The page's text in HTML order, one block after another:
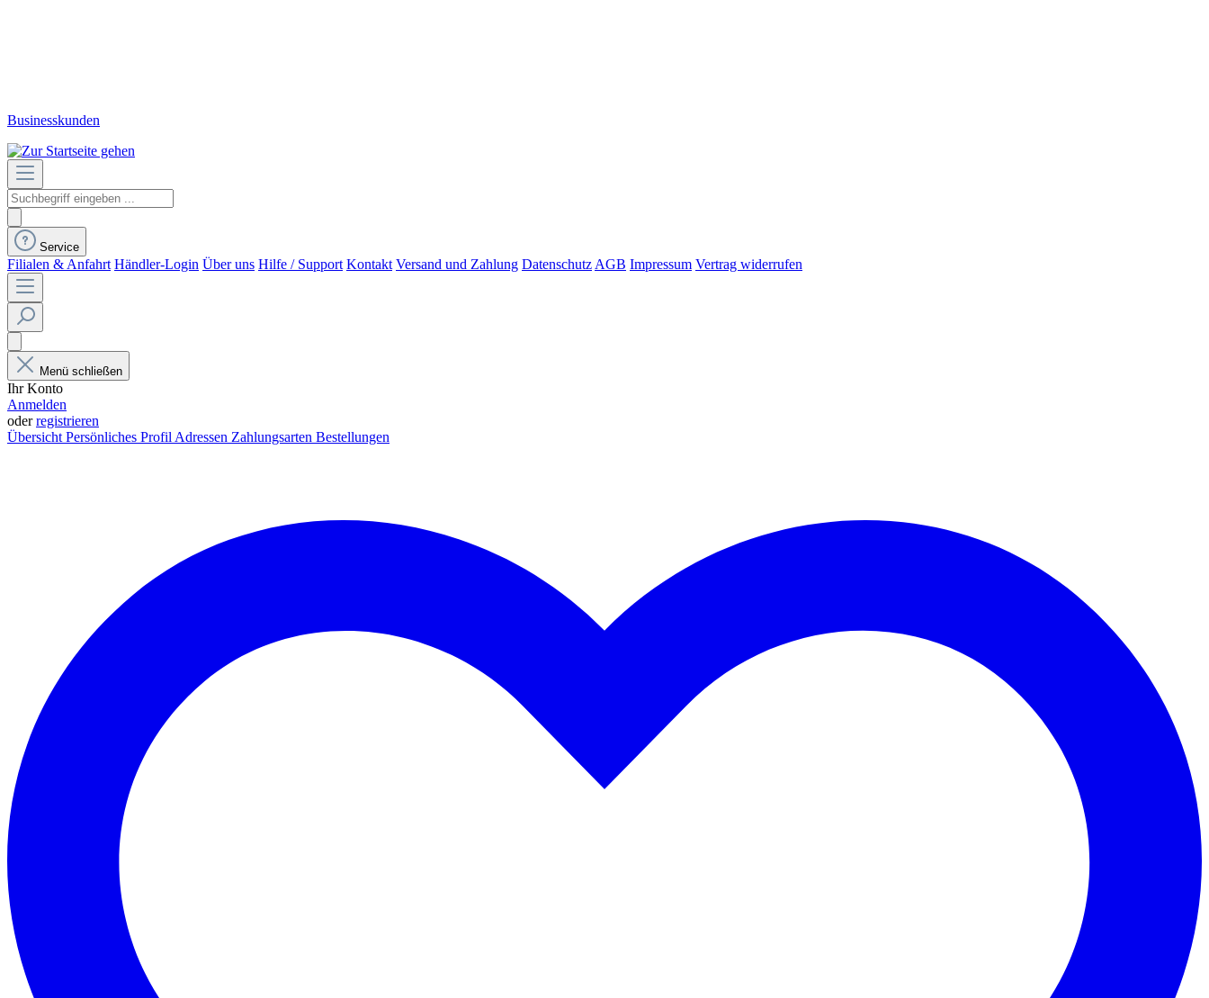
Businesskunden
Service
Filialen & Anfahrt Händler-Login Über uns Hilfe / Support Kontakt Versand und Zahlung DatenschutzAGB Impressum Vertrag widerrufen
Menü schließen
Ihr Konto
Anmelden
oderregistrieren
ÜbersichtPersönliches ProfilAdressen Zahlungsarten Bestellungen